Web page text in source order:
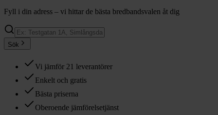
Fyll i din adress – vi hittar de bästa bredbandsvalen åt dig
Sök
Vi jämför 21 leverantörer
Enkelt och gratis
Bästa priserna
Oberoende jämförelsetjänst